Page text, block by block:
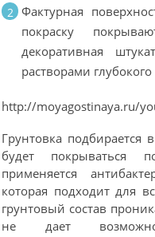
Фактурная
покраску
декоративная
растворами
http://moyagostinaya.ru/
Грунтовка подбирается
будет покрываться
применяется
которая подходит для
грунтовый состав
не дает